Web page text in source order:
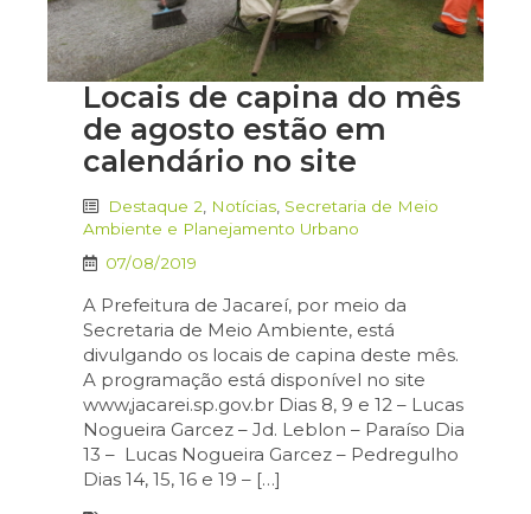
Locais de capina do mês
de agosto estão em
calendário no site
Destaque 2 Notícias Secretaria de Meio
Ambiente e Planejamento Urbano
07/08/2019
A Prefeitura de Jacareí, por meio da
Secretaria de Meio Ambiente, está
divulgando os locais de capina deste mês.
A programação está disponível no site
www,jacarei.sp.gov.br Dias 8, 9 e 12 – Lucas
Nogueira Garcez – Jd. Leblon – Paraíso Dia
13 – Lucas Nogueira Garcez – Pedregulho
Dias 14, 15, 16 e 19 – […]